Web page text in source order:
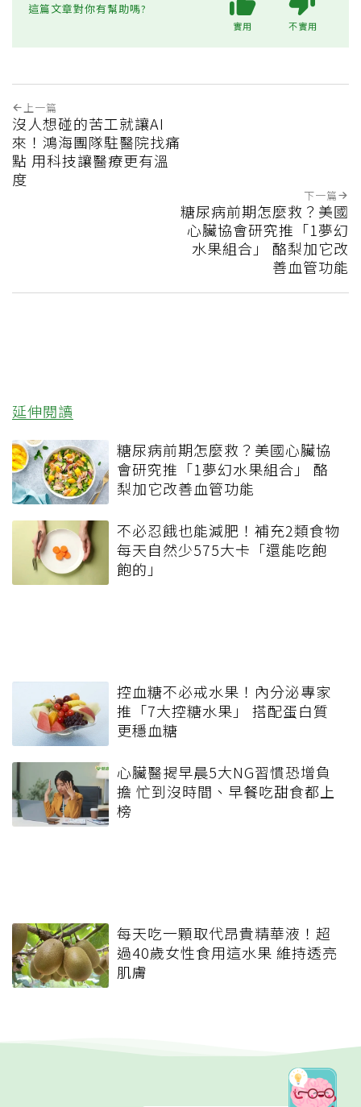
這篇文章對你有幫助嗎?
實用 不實用
上一篇
沒人想碰的苦工就讓AI
來！鴻海團隊駐醫院找痛
點 用科技讓醫療更有溫
度
下一篇
糖尿病前期怎麼救？美國
心臟協會研究推「1夢幻
水果組合」 酪梨加它改
善血管功能
延伸閱讀
糖尿病前期怎麼救？美國心臟協
會研究推「1夢幻水果組合」 酪
梨加它改善血管功能
不必忍餓也能減肥！補充2類食物
每天自然少575大卡「還能吃飽
飽的」
控血糖不必戒水果！內分泌專家
推「7大控糖水果」 搭配蛋白質
更穩血糖
心臟醫揭早晨5大NG習慣恐增負
擔 忙到沒時間、早餐吃甜食都上
榜
每天吃一顆取代昂貴精華液！超
過40歲女性食用這水果 維持透亮
肌膚